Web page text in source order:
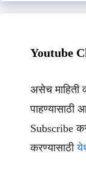
Youtube
असेच माहिती
पाहण्यासाठी
Subscribe
करण्यासाठी